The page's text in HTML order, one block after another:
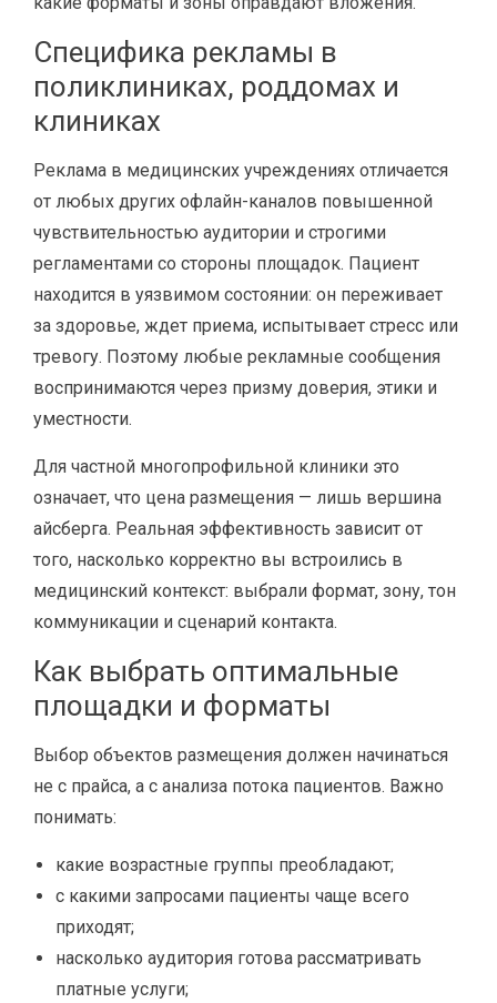
Специфика рекламы в
поликлиниках, роддомах и
клиниках
Реклама в медицинских учреждениях отличается
от любых других офлайн-каналов повышенной
чувствительностью аудитории и строгими
регламентами со стороны площадок. Пациент
находится в уязвимом состоянии: он переживает
за здоровье, ждет приема, испытывает стресс или
тревогу. Поэтому любые рекламные сообщения
воспринимаются через призму доверия, этики и
уместности.
Для частной многопрофильной клиники это
означает, что цена размещения — лишь вершина
айсберга. Реальная эффективность зависит от
того, насколько корректно вы встроились в
медицинский контекст: выбрали формат, зону, тон
коммуникации и сценарий контакта.
Как выбрать оптимальные
площадки и форматы
Выбор объектов размещения должен начинаться
не с прайса, а с анализа потока пациентов. Важно
понимать:
какие возрастные группы преобладают;
с какими запросами пациенты чаще всего
приходят;
насколько аудитория готова рассматривать
платные услуги;